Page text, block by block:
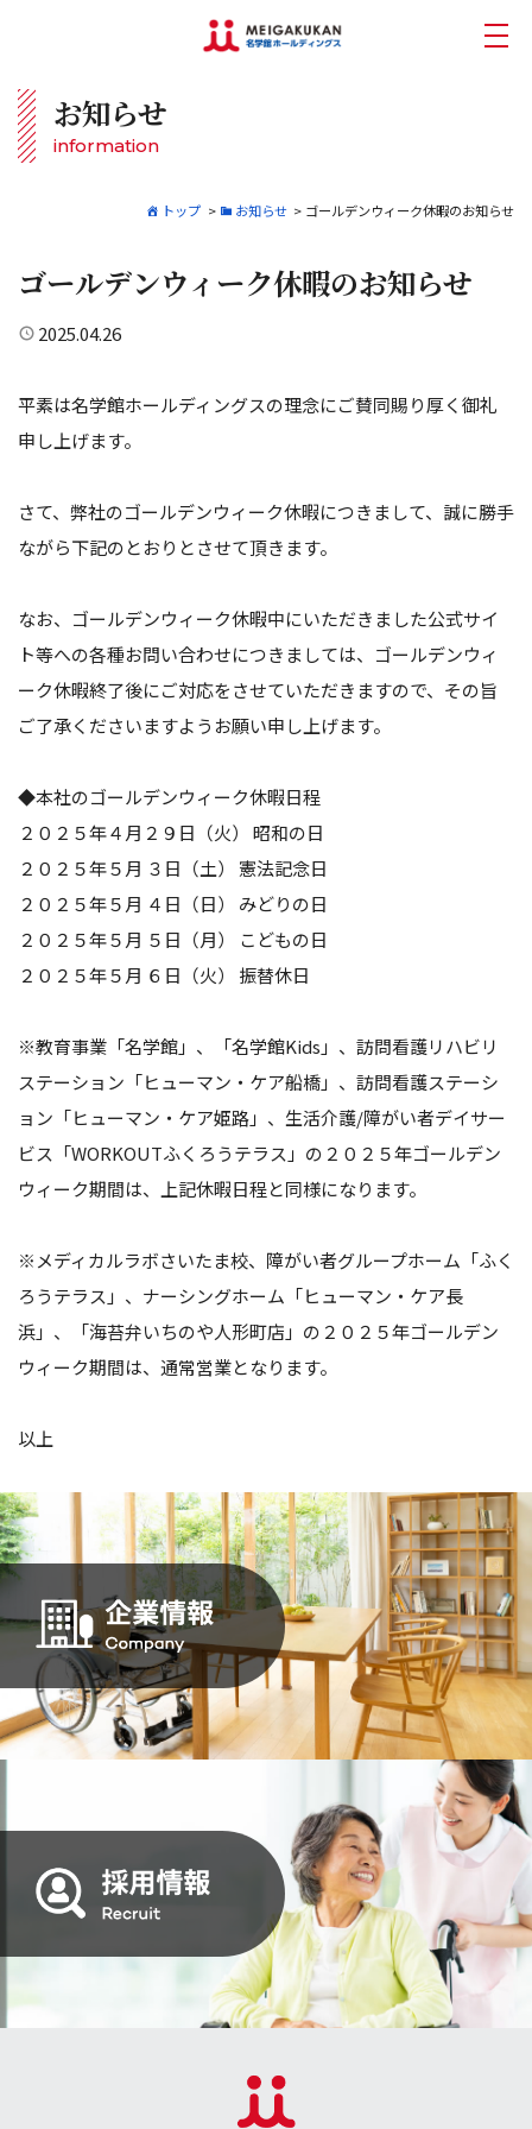
お知らせ
information
トップ > お知らせ > ゴールデンウィーク休暇のお知らせ
ゴールデンウィーク休暇のお知らせ
2025.04.26
平素は名学館ホールディングスの理念にご賛同賜り厚く御礼
申し上げます。
さて、弊社のゴールデンウィーク休暇につきまして、誠に勝手
ながら下記のとおりとさせて頂きます。
なお、ゴールデンウィーク休暇中にいただきました公式サイ
ト等への各種お問い合わせにつきましては、ゴールデンウィ
ーク休暇終了後にご対応をさせていただきますので、その旨
ご了承くださいますようお願い申し上げます。
◆本社のゴールデンウィーク休暇日程
２０２５年４月２９日（火） 昭和の日
２０２５年５月 ３日（土） 憲法記念日
２０２５年５月 ４日（日） みどりの日
２０２５年５月 ５日（月） こどもの日
２０２５年５月 ６日（火） 振替休日
※教育事業「名学館」、「名学館Kids」、訪問看護リハビリ
ステーション「ヒューマン・ケア船橋」、訪問看護ステーシ
ョン「ヒューマン・ケア姫路」、生活介護/障がい者デイサー
ビス「WORKOUTふくろうテラス」の２０２５年ゴールデン
ウィーク期間は、上記休暇日程と同様になります。
※メディカルラボさいたま校、障がい者グループホーム「ふく
ろうテラス」、ナーシングホーム「ヒューマン・ケア長
浜」、「海苔弁いちのや人形町店」の２０２５年ゴールデン
ウィーク期間は、通常営業となります。
以上